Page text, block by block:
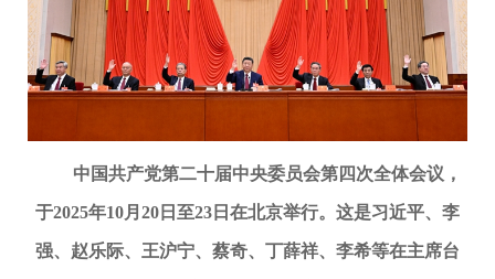
中国共产党第二十届中央委员会第四次全体会议，
于2025年10月20日至23日在北京举行。这是习近平、李
强、赵乐际、王沪宁、蔡奇、丁薛祥、李希等在主席台